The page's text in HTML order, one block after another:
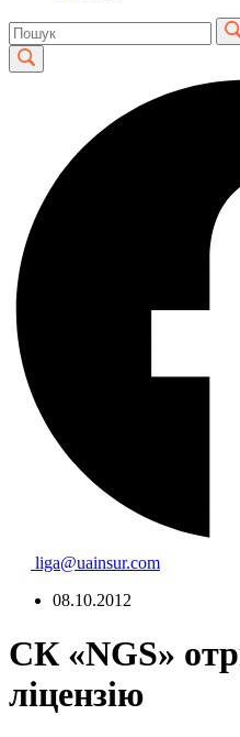
liga@uainsur.com
08.10.2012
СК «NGS»
ліцензію